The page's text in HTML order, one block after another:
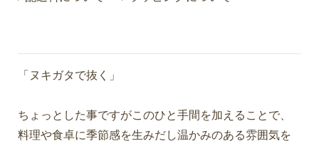
「ヌキガタで抜く」
ちょっとした事ですがこのひと手間を加えることで、
料理や食卓に季節感を生みだし温かみのある雰囲気を